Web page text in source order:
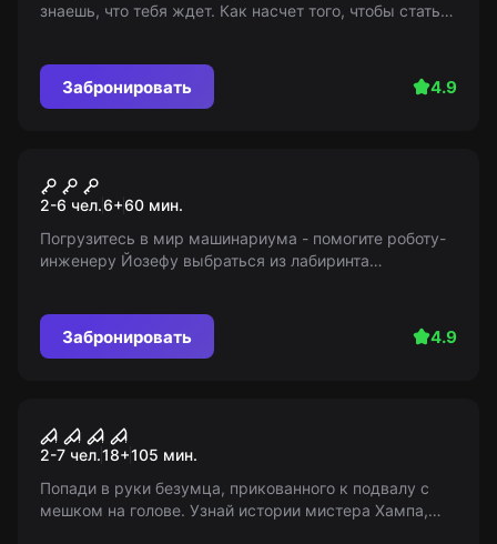
знаешь, что тебя ждет. Как насчет того, чтобы стать
выжить...
Забронировать 4.9
Машинариум
2-6 чел.6+60 мин.
Погрузитесь в мир машинариума - помогите роботу-
инженеру Йозефу выбраться из лабиринта
Забронировать 4.9
Истории мистера Хампа
2-7 чел.18+105 мин.
Попади в руки безумца, прикованного к подвалу с
мешком на голове. Узнай истории мистера Хампа,